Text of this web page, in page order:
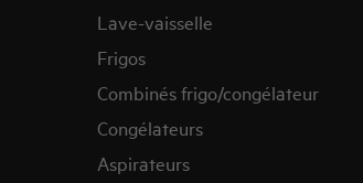
Lave-vaisselle
Frigos
Combinés frigo/congélateur
Congélateurs
Aspirateurs